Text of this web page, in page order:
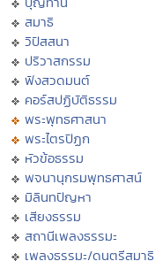
สมาธิ
วิปัสสนา
ปริวาสกรรม
ฟังสวดมนต์
คอร์สปฏิบัติธรรม
พระพุทธศาสนา
พระไตรปิฏก
หัวข้อธรรม
พจนานุกรมพุทธศาสน์
มิลินทปัญหา
เสียงธรรม
สถานีเพลงธรรมะ
เพลงธรรมะ/ดนตรีสมาธิ